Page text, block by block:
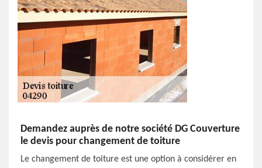
Demandez auprès de notre société DG Couverture
le devis pour changement de toiture
Le changement de toiture est une option à considérer en